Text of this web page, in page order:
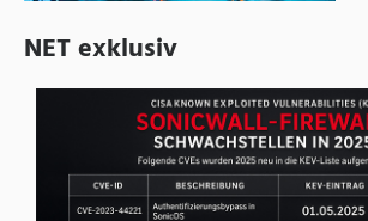
NET exklusiv